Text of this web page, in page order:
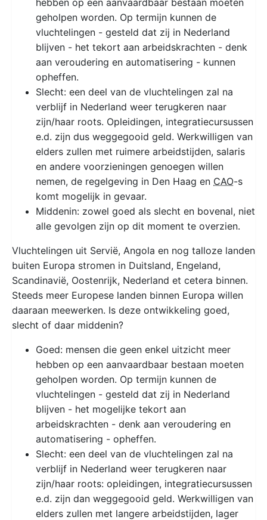
geholpen worden. Op termijn kunnen de
vluchtelingen - gesteld dat zij in Nederland
blijven - het tekort aan arbeidskrachten - denk
aan veroudering en automatisering - kunnen
opheffen.
Slecht: een deel van de vluchtelingen zal na
verblijf in Nederland weer terugkeren naar
zijn/haar roots. Opleidingen, integratiecursussen
e.d. zijn dus weggegooid geld. Werkwilligen van
elders zullen met ruimere arbeidstijden, salaris
en andere voorzieningen genoegen willen
nemen, de regelgeving in Den Haag en CAO-s
komt mogelijk in gevaar.
Middenin: zowel goed als slecht en bovenal, niet
alle gevolgen zijn op dit moment te overzien.
Vluchtelingen uit Servië, Angola en nog talloze landen
buiten Europa stromen in Duitsland, Engeland,
Scandinavië, Oostenrijk, Nederland et cetera binnen.
Steeds meer Europese landen binnen Europa willen
daaraan meewerken. Is deze ontwikkeling goed,
slecht of daar middenin?
Goed: mensen die geen enkel uitzicht meer
hebben op een aanvaardbaar bestaan moeten
geholpen worden. Op termijn kunnen de
vluchtelingen - gesteld dat zij in Nederland
blijven - het mogelijke tekort aan
arbeidskrachten - denk aan veroudering en
automatisering - opheffen.
Slecht: een deel van de vluchtelingen zal na
verblijf in Nederland weer terugkeren naar
zijn/haar roots: opleidingen, integratiecursussen
e.d. zijn dan weggegooid geld. Werkwilligen van
elders zullen met langere arbeidstijden, lager